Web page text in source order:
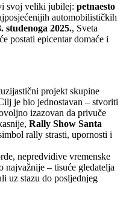
svoj veliki jubilej: petnaesto
automobilističkih
studenoga 2025., Sveta
postati epicentar domaće i
projekt skupine
je bio jednostavan – stvoriti
izazovan da privuče
Rally Show Santa
rally strasti, upornosti i
nepredvidive vremenske
najvažnije – tisuće gledatelja
uz stazu do posljednjeg